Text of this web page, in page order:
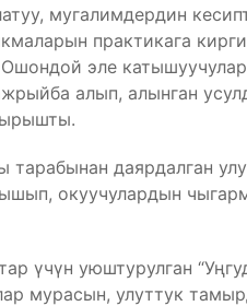
мугалимдердин
практикага
эле
алып, алынган
даярдалган
окуучулардын
үчүн уюштурулган
мурасын, улуттук